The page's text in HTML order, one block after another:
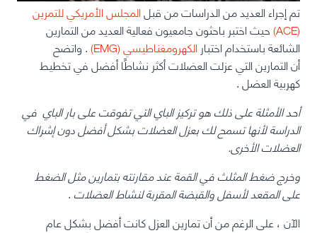
تم إجراء العديد من الدراسات من قبلالمجلس الأمريكي للتمرين
(ACE)
حيث اختبر باحثون جامعيون فعالية العديد من التمارين
الشائعة باستخدام اختبارالكهرومغناطيسي (EMG)
. واتضح
أنالتمارين التي عزلت العضلات أكثر نشاطًا أفضل في تخطيط
كهربية العضل.
أحد الأمثلة على ذلك هوتركيز البايالتي تفوقت على بار الباي في
الدراسة لأنها تسمح لك بعزل العضلات بشكل أفضل دون إشراك
العضلات الأخرى.
وخرج ضغط المثلث في القمة عند مقارنته بتمارين مثل الضغط
على المقعد لأسفل والقبضة المقربة لنشاط العضلات.
الآن ، على الرغم من أن تمارين العزلكانتأفضل بشكل عام